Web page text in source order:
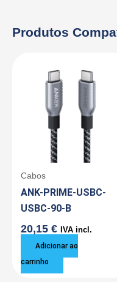
Produtos
Cabos
ANK-PRIME-USBC-
USBC-90-B
20,15 € IVA incl.
Adicionar ao
carrinho